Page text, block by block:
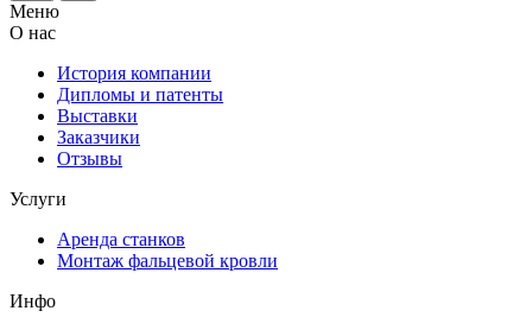
Меню
О нас
История компании
Дипломы и патенты
Выставки
Заказчики
Отзывы
Услуги
Аренда станков
Монтаж фальцевой кровли
Инфо